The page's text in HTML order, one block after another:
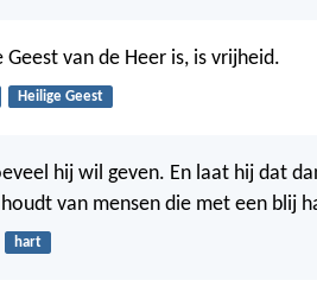
van de Heer is, is vrijheid.
Heilige Geest
hij wil geven. En laat hij dat
van mensen die met een blij
hart